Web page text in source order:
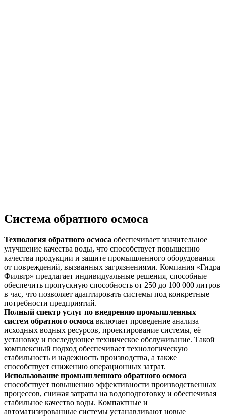
Система обратного осмоса
Технология обратного осмоса обеспечивает значительное
улучшение качества воды, что способствует повышению
качества продукции и защите промышленного оборудования
от повреждений, вызванных загрязнениями. Компания «Гидра
Фильтр» предлагает индивидуальные решения, способные
обеспечить пропускную способность от 250 до 100 000 литров
в час, что позволяет адаптировать системы под конкретные
потребности предприятий.
Полный спектр услуг по внедрению промышленных
систем обратного осмоса включает проведение анализа
исходных водных ресурсов, проектирование системы, её
установку и последующее техническое обслуживание. Такой
комплексный подход обеспечивает технологическую
стабильность и надежность производства, а также
способствует снижению операционных затрат.
Использование промышленного обратного осмоса
способствует повышению эффективности производственных
процессов, снижая затраты на водоподготовку и обеспечивая
стабильное качество воды. Компактные и
автоматизированные системы устанавливают новые